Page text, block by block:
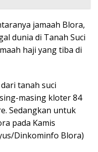
jamaah Blora,
dunia di Tanah Suci
haji yang tiba di
tanah suci
masing kloter 84
Sedangkan untuk
pada Kamis
Dinkominfo Blora)